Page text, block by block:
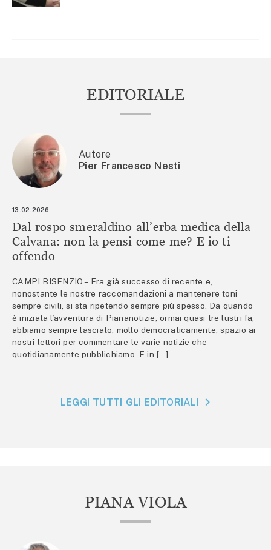
EDITORIALE
Autore
Pier Francesco Nesti
13.02.2026
Dal rospo smeraldino all’erba medica della
Calvana: non la pensi come me? E io ti
offendo
CAMPI BISENZIO – Era già successo di recente e,
nonostante le nostre raccomandazioni a mantenere toni
sempre civili, si sta ripetendo sempre più spesso. Da quando
è iniziata l’avventura di Piananotizie, ormai quasi tre lustri fa,
abbiamo sempre lasciato, molto democraticamente, spazio ai
nostri lettori per commentare le varie notizie che
quotidianamente pubblichiamo. E in […]
LEGGI TUTTI GLI EDITORIALI
PIANA VIOLA